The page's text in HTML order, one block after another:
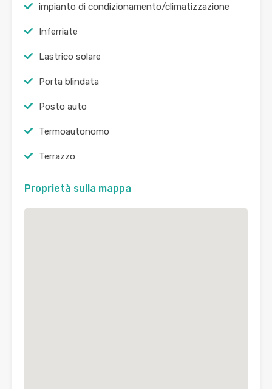
impianto di condizionamento/climatizzazione
Inferriate
Lastrico solare
Porta blindata
Posto auto
Termoautonomo
Terrazzo
Proprietà sulla mappa